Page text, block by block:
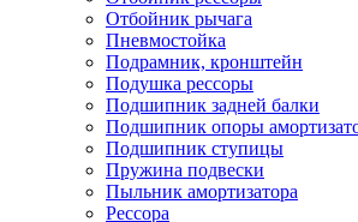
Отбойник рычага
Пневмостойка
Подрамник, кронштейн
Подушка рессоры
Подшипник задней балки
Подшипник опоры
Подшипник ступицы
Пружина подвески
Пыльник амортизатора
Рессора